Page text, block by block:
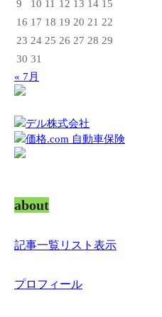
9
10 11 12 13 14 15
16 17 18 19 20 21 22
23 24 25 26 27 28 29
30 31
« 7月
about
記事一覧リスト表示
プロフィール